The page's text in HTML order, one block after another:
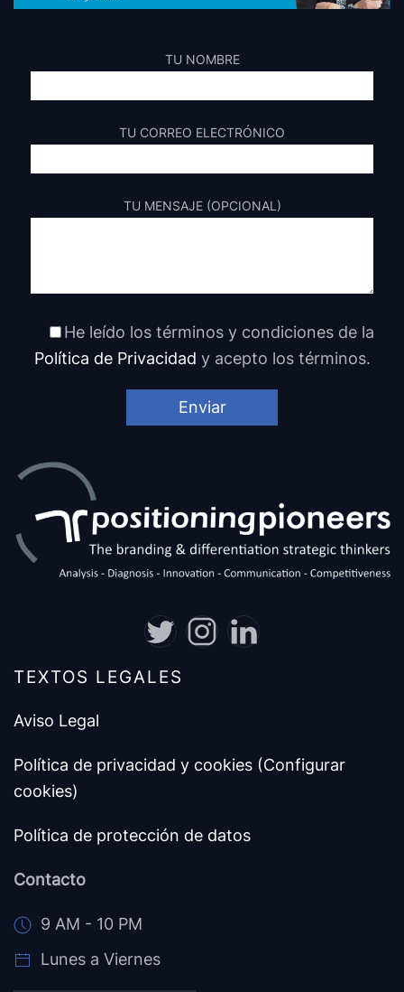
TU NOMBRE
TU CORREO ELECTRÓNICO
TU MENSAJE (OPCIONAL)
He leído los términos y condiciones de la
Política de Privacidad y acepto los términos.
TEXTOS LEGALES
Aviso Legal
Política de privacidad y cookies (Configurar
cookies)
Política de protección de datos
Contacto
9 AM - 10 PM
Lunes a Viernes